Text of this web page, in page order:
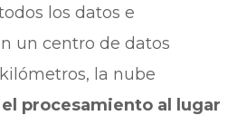
los datos e
un centro de datos
la nube
procesamiento al lugar